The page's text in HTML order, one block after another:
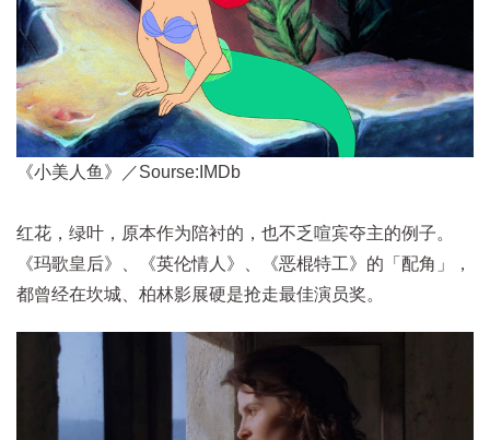
《小美人鱼》／Sourse:IMDb
红花，绿叶，原本作为陪衬的，也不乏喧宾夺主的例子。
《玛歌皇后》、《英伦情人》、《恶棍特工》的「配角」，
都曾经在坎城、柏林影展硬是抢走最佳演员奖。